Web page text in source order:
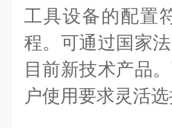
工具设备的配置
程。可通过国家
目前新技术产品
户使用要求灵活选